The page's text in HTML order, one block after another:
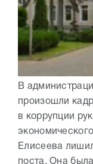
В
произошли
в коррупции
Елисеева
поста. Она